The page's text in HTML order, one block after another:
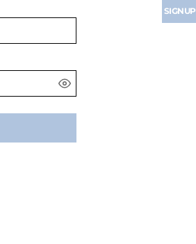
SIGNUP